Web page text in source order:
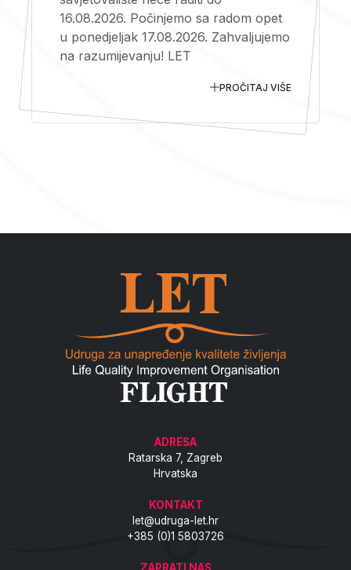
16.08.2026. Počinjemo sa radom opet
u ponedjeljak 17.08.2026. Zahvaljujemo
na razumijevanju! LET
PROČITAJ VIŠE
ADRESA
Ratarska 7, Zagreb
Hrvatska
KONTAKT
let@udruga-let.hr
+385 (0)1 5803726
ZAPRATI NAS